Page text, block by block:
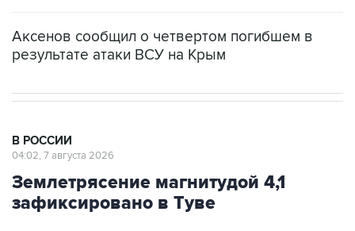
Аксенов сообщил о четвертом погибшем в
результате атаки ВСУ на Крым
В РОССИИ
04:02, 7 августа 2026
Землетрясение магнитудой 4,1
зафиксировано в Туве